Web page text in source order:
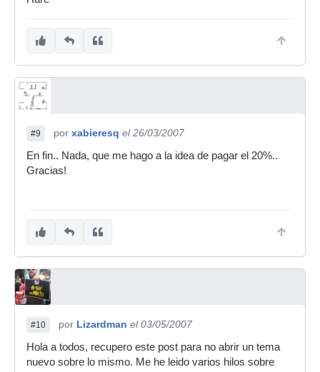
#9 por xabieresq el 26/03/2007
En fin.. Nada, que me hago a la idea de pagar el 20%..
Gracias!
#10 por Lizardman el 03/05/2007
Hola a todos, recupero este post para no abrir un tema
nuevo sobre lo mismo. Me he leido varios hilos sobre